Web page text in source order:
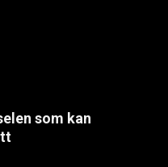
som kan